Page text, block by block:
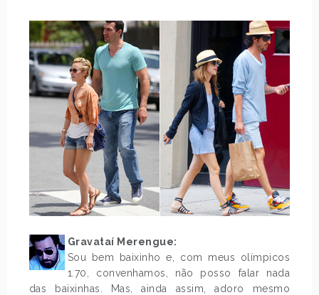
Gravataí Merengue:
Sou bem baixinho e, com meus olímpicos
1.70, convenhamos, não posso falar nada
das baixinhas. Mas, ainda assim, adoro mesmo